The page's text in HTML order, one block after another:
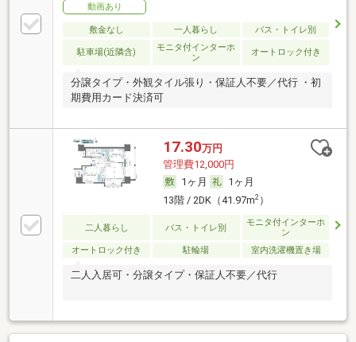
動画あり
敷金なし 一人暮らし バス・トイレ別
駐車場(近隣含)
モニタ付インターホ
ン
オートロック付き
分譲タイプ・外観タイル張り・保証人不要／代行 ・初
期費用カード決済可
17.30万円
管理費12,000円
1ヶ月
1ヶ月
13階 / 2DK（41.97m2）
二人暮らし バス・トイレ別
モニタ付インターホ
ン
オートロック付き
駐輪場 室内洗濯機置き場
二人入居可・分譲タイプ・保証人不要／代行